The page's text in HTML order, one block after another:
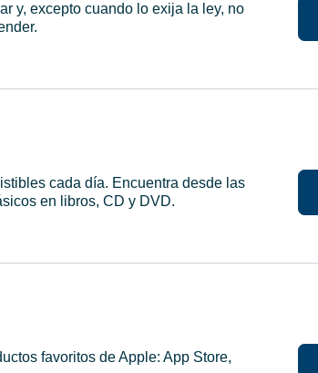
y, excepto cuando lo exija la ley, no
cada día. Encuentra desde las
en libros, CD y DVD.
favoritos de Apple: App Store,